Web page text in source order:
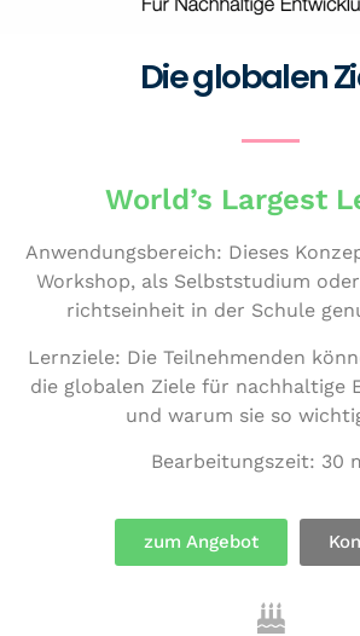
Die globalen
World’s Largest
Anwen­dungs­be­reich: Dieses
Workshop, als Selbst­stu­di­um
richts­ein­heit in der Schule
Lernziele: Die Teil­neh­men­den
die globalen Ziele für nach­hal­ti­ge
und warum sie so
Bear­bei­tungs­zeit: 30
zum Angebot